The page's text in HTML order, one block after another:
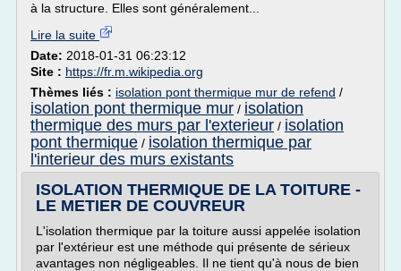
à la structure. Elles sont généralement...
Lire la suite
Date: 2018-01-31 06:23:12
Site : https://fr.m.wikipedia.org
Thèmes liés : isolation pont thermique mur de refend /
isolation pont thermique mur / isolation
thermique des murs par l'exterieur / isolation
pont thermique / isolation thermique par
l'interieur des murs existants
ISOLATION THERMIQUE DE LA TOITURE -
LE METIER DE COUVREUR
L'isolation thermique par la toiture aussi appelée isolation
par l'extérieur est une méthode qui présente de sérieux
avantages non négligeables. Il ne tient qu'à nous de bien